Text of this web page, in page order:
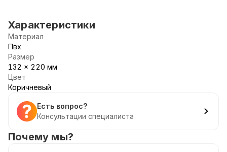
Характеристики
Материал
Пвх
Размер
132 x 220 мм
Цвет
Коричневый
Есть вопрос?
Консультации специалиста
Почему мы?